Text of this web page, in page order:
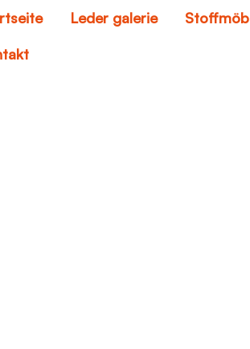
Leder galerie